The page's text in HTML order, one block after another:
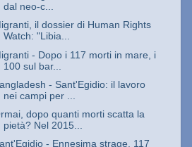
dal neo-c...
il dossier di Human Rights
Watch: "Libia...
- Dopo i 117 morti in mare, i
100 sul bar...
- Sant'Egidio: il lavoro
nei campi per ...
dopo quanti morti scatta la
pietà? Nel 2015...
- Ennesima strage, 117